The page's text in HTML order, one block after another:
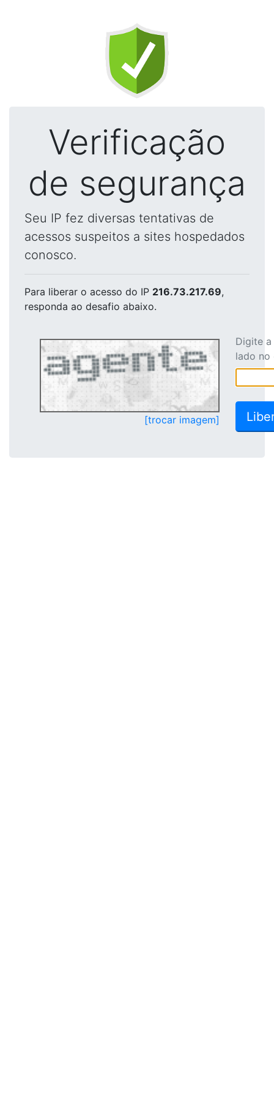
Verificação
de segurança
Seu IP fez diversas tentativas de
acessos suspeitos a sites hospedados
conosco.
Para liberar o acesso do IP 216.73.217.69,
responda ao desafio abaixo.
[trocar imagem]
Digite
lado no